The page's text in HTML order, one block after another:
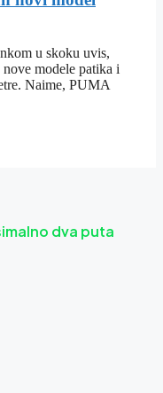
u skoku uvis,
modele patika i
Naime, PUMA
dva puta